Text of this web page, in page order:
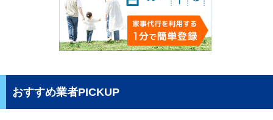
おすすめ業者PICKUP